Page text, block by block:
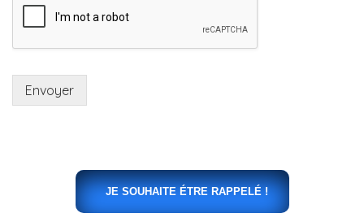
Envoyer
JE SOUHAITE ÉTRE RAPPELÉ !